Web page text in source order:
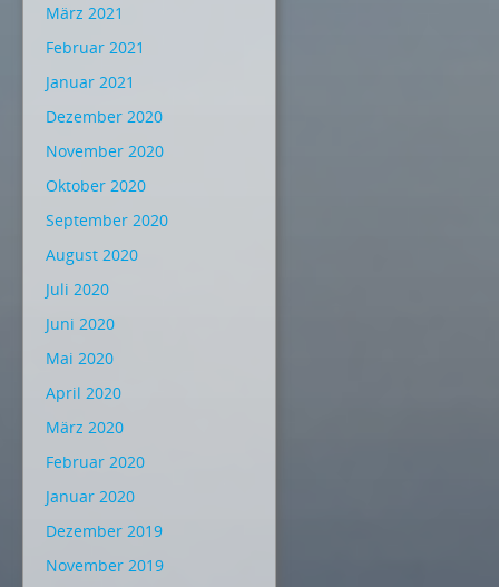
März 2021
Februar 2021
Januar 2021
Dezember 2020
November 2020
Oktober 2020
September 2020
August 2020
Juli 2020
Juni 2020
Mai 2020
April 2020
März 2020
Februar 2020
Januar 2020
Dezember 2019
November 2019